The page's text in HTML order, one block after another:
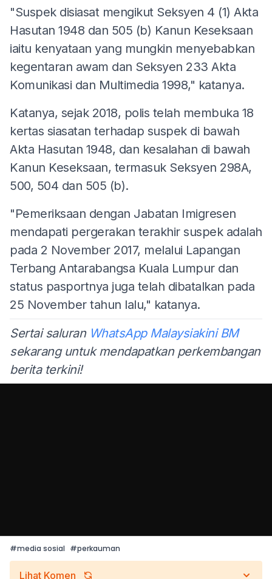
"Suspek disiasat mengikut Seksyen 4 (1) Akta
Hasutan 1948 dan 505 (b) Kanun Keseksaan
iaitu kenyataan yang mungkin menyebabkan
kegentaran awam dan Seksyen 233 Akta
Komunikasi dan Multimedia 1998," katanya.
Katanya, sejak 2018, polis telah membuka 18
kertas siasatan terhadap suspek di bawah
Akta Hasutan 1948, dan kesalahan di bawah
Kanun Keseksaan, termasuk Seksyen 298A,
500, 504 dan 505 (b).
"Pemeriksaan dengan Jabatan Imigresen
mendapati pergerakan terakhir suspek adalah
pada 2 November 2017, melalui Lapangan
Terbang Antarabangsa Kuala Lumpur dan
status pasportnya juga telah dibatalkan pada
25 November tahun lalu," katanya.
Sertai saluran WhatsApp Malaysiakini BM
sekarang untuk mendapatkan perkembangan
berita terkini!
#media sosial #perkauman
Lihat Komen